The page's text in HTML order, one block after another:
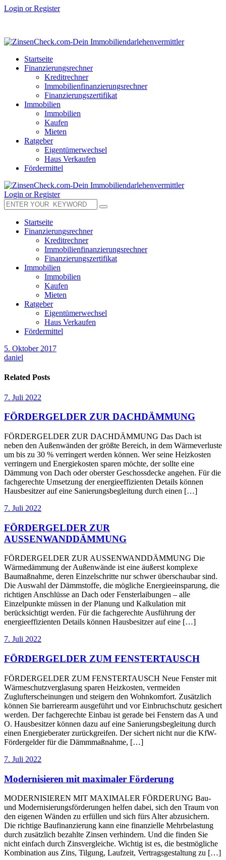
Login or Register
Startseite
Finanzierungsrechner
Kreditrechner
Immobilienfinanzierungsrechner
Finanzierungszertifikat
Immobilien
Immobilien
Kaufen
Mieten
Ratgeber
Eigentümerwechsel
Haus Verkaufen
Fördermittel
Login or Register
Startseite
Finanzierungsrechner
Kreditrechner
Immobilienfinanzierungsrechner
Finanzierungszertifikat
Immobilien
Immobilien
Kaufen
Mieten
Ratgeber
Eigentümerwechsel
Haus Verkaufen
Fördermittel
5. Oktober 2017
daniel
Related Posts
7. Juli 2022
FÖRDERGELDER ZUR DACHDÄMMUNG
FÖRDERGELDER ZUR DACHDÄMMUNG Das Dach ist
neben den Außenwänden der größte Bereich, in dem Wärmeverluste
um bis zu 30 % verringert werden können. Wer seine Heizkosten
verringern und Energiekosten sparen möchte, der sollte eine
Dämmung von Dach oder oberster Geschossdecke angehen. Für die
fachgerechte Umsetzung der energieeffizienten Details können
Hausbesitzer auf eine Sanierungsbegleitung durch einen […]
7. Juli 2022
FÖRDERGELDER ZUR
AUSSENWANDDÄMMUNG
FÖRDERGELDER ZUR AUSSENWANDDÄMMUNG Die
Wärmedämmung der Außenwände ist eine äußerst komplexe
Baumaßnahme, deren Einzelschritte nur schwer überschaubar sind.
Die Auswahl der Dämmstoffe, die mögliche Energieeinsparung, die
richtigen Anschlüsse an Dach oder Fensterlaibungen – alle
Einzelpunkte müssen in der Planung und Kalkulation mit
berücksichtigt werden. Für die fachgerechte Ausführung der
energieeffizienten Details können Hausbesitzer auf eine […]
7. Juli 2022
FÖRDERGELDER ZUM FENSTERTAUSCH
FÖRDERGELDER ZUM FENSTERTAUSCH Neue Fenster mit
Wärmeschutzverglasung sparen Heizkosten, vermeiden
Zuglufterscheinungen und steigern den Wohnkomfort. Zusätzlich
können Sie barrierearm ausgeführt und vor Einbruchschutz gesichert
werden. Der fachgerechte Einbau ist gerade bei Fenstern das A und
O. Hausbesitzer können dazu auf eine Sanierungsbegleitung durch
einen Energieberater zurückgreifen. Der sichert nicht nur die KfW-
Fördergelder für die Dämmmaßnahme, […]
7. Juli 2022
Modernisieren mit maximaler Förderung
MODERNISIEREN MIT MAXIMALER FÖRDERUNG Bau-
und Modernisierungsförderungen helfen dabei, sich den Traum von
den eigenen Wänden zu erfüllen und sich fürs Alter abzusichern.
Die richtige Baufinanzierung kann eine finanzielle Mehrbelastung
durch zusätzlich bezahlte Zinsen verhindern. Und die finden Sie
nicht einfach durch Zinsvergleiche. Wichtig ist es, die bestmögliche
Kombination aus Zins, Tilgung, Laufzeit, Vertragsgestaltung zu […]